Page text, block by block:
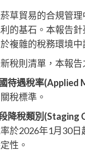
草貿易的合規管
的基石。本報告
複雜的稅務環境
稅則清單，本報
待遇稅率(Applied
稅標準。
降稅類別(Staging
於2026年1月30
性。